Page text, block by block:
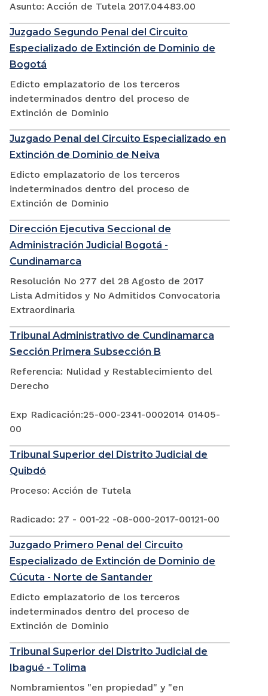
Asunto: Acción de Tutela 2017.04483.00
Juzgado Segundo Penal del Circuito
Especializado de Extinción de Dominio de
Bogotá
Edicto emplazatorio de los terceros
indeterminados dentro del proceso de
Extinción de Dominio
Juzgado Penal del Circuito Especializado en
Extinción de Dominio de Neiva
Edicto emplazatorio de los terceros
indeterminados dentro del proceso de
Extinción de Dominio
Dirección Ejecutiva Seccional de
Administración Judicial Bogotá -
Cundinamarca
Resolución No 277 del 28 Agosto de 2017
Lista Admitidos y No Admitidos Convocatoria
Extraordinaria
Tribunal Administrativo de Cundinamarca
Sección Primera Subsección B
Referencia: Nulidad y Restablecimiento del
Derecho
Exp Radicación:25-000-2341-0002014 01405-
00
Tribunal Superior del Distrito Judicial de
Quibdó
Proceso: Acción de Tutela
Radicado: 27 - 001-22 -08-000-2017-00121-00
Juzgado Primero Penal del Circuito
Especializado de Extinción de Dominio de
Cúcuta - Norte de Santander
Edicto emplazatorio de los terceros
indeterminados dentro del proceso de
Extinción de Dominio
Tribunal Superior del Distrito Judicial de
Ibagué - Tolima
Nombramientos "en propiedad" y "en